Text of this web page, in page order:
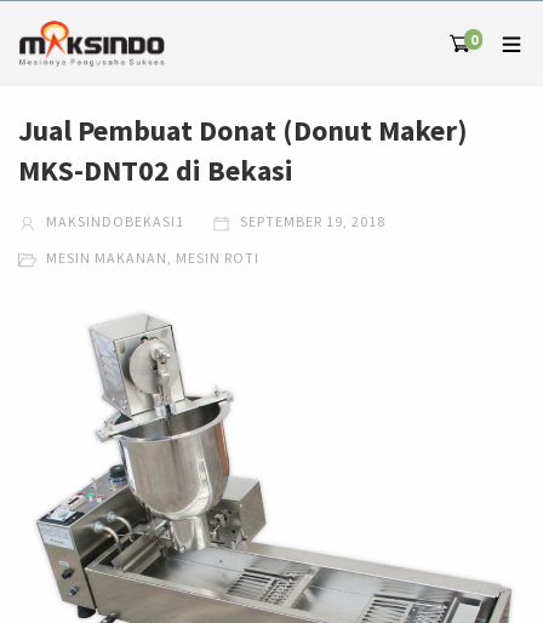
0
Jual Pembuat Donat (Donut Maker)
MKS-DNT02 di Bekasi
MAKSINDOBEKASI1 SEPTEMBER 19, 2018
MESIN MAKANAN, MESIN ROTI